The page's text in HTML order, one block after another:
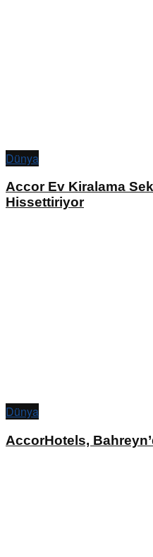
Dünya
Accor Ev Kiralama
Hissettiriyor
Dünya
AccorHotels,